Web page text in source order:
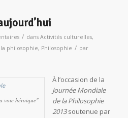
/ dans Activités culturelles,
philosophie, Philosophie / par
voie héroïque"
À l’occasion de la
Journée Mondiale
de la Philosophie
2013soutenue par